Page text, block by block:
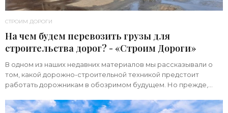
СТРОИМ ДОРОГИ
На чем будем перевозить грузы для
строительства дорог? - «Строим Дороги»
В одном из наших недавних материалов мы рассказывали о
том, какой дорожно-строительной техникой предстоит
работать дорожникам в обозримом будущем. Но прежде,